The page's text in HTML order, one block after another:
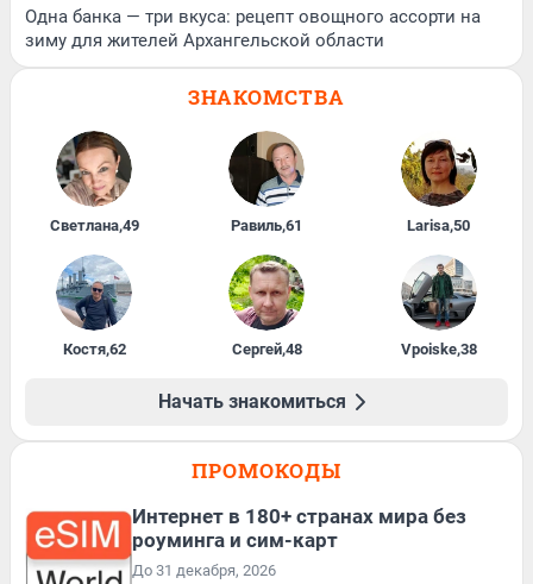
Одна банка — три вкуса: рецепт овощного ассорти на
зиму для жителей Архангельской области
ЗНАКОМСТВА
Светлана,49 Равиль,61 Larisa,50
Костя,62 Сергей,48 Vpoiske,38
Начать знакомиться
ПРОМОКОДЫ
Интернет в 180+ странах мира без
роуминга и сим-карт
До 31 декабря, 2026